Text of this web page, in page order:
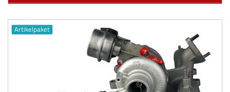
Artikelpaket